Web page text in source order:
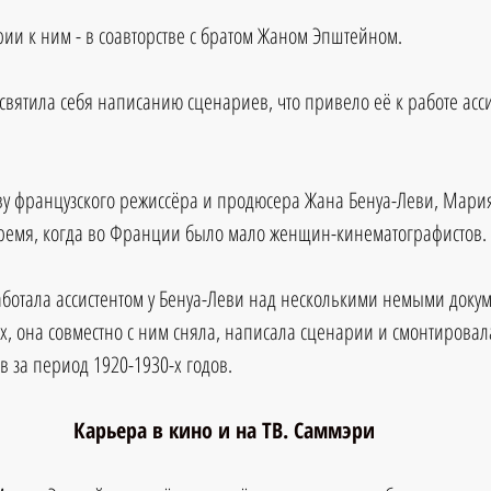
к ним - в соавторстве с братом Жаном Эпштейном.
себя написанию сценариев, что привело её к работе
французского режиссёра и продюсера Жана Бенуа-Леви,
когда во Франции было мало женщин-кинематографистов.
ассистентом у Бенуа-Леви над несколькими немыми
она совместно с ним сняла, написала сценарии и
за период 1920-1930-х годов.
Карьера в кино и на ТВ. Саммэри